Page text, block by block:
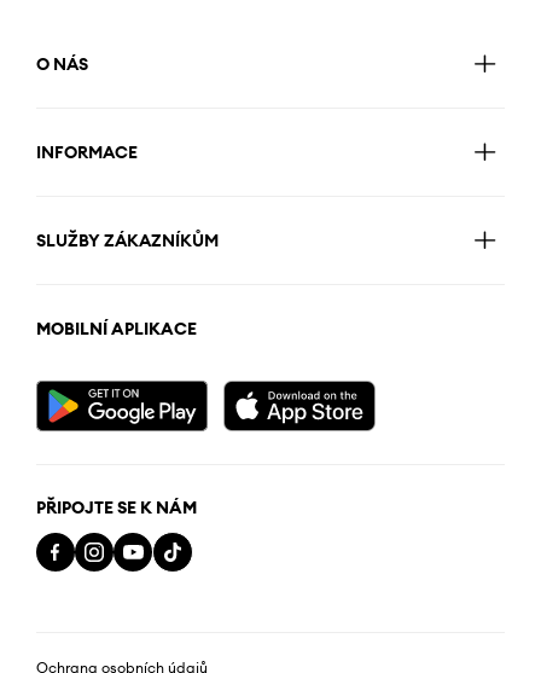
O NÁS
INFORMACE
SLUŽBY ZÁKAZNÍKŮM
MOBILNÍ APLIKACE
PŘIPOJTE SE K NÁM
Ochrana osobních údajů